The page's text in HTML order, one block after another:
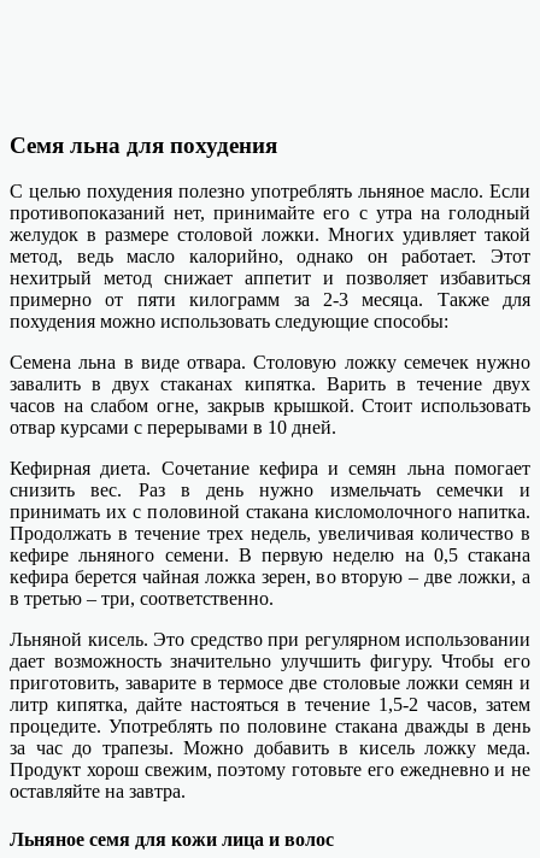
Семя льна для похудения
С целью похудения полезно употреблять льняное масло. Если
противопоказаний нет, принимайте его с утра на голодный
желудок в размере столовой ложки. Многих удивляет такой
метод, ведь масло калорийно, однако он работает. Этот
нехитрый метод снижает аппетит и позволяет избавиться
примерно от пяти килограмм за 2-3 месяца. Также для
похудения можно использовать следующие способы:
Семена льна в виде отвара. Столовую ложку семечек нужно
завалить в двух стаканах кипятка. Варить в течение двух
часов на слабом огне, закрыв крышкой. Стоит использовать
отвар курсами с перерывами в 10 дней.
Кефирная диета. Сочетание кефира и семян льна помогает
снизить вес. Раз в день нужно измельчать семечки и
принимать их с половиной стакана кисломолочного напитка.
Продолжать в течение трех недель, увеличивая количество в
кефире льняного семени. В первую неделю на 0,5 стакана
кефира берется чайная ложка зерен, во вторую – две ложки, а
в третью – три, соответственно.
Льняной кисель. Это средство при регулярном использовании
дает возможность значительно улучшить фигуру. Чтобы его
приготовить, заварите в термосе две столовые ложки семян и
литр кипятка, дайте настояться в течение 1,5-2 часов, затем
процедите. Употреблять по половине стакана дважды в день
за час до трапезы. Можно добавить в кисель ложку меда.
Продукт хорош свежим, поэтому готовьте его ежедневно и не
оставляйте на завтра.
Льняное семя для кожи лица и волос